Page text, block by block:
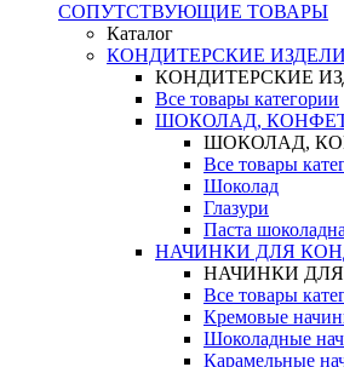
СОПУТСТВУЮЩИЕ ТОВАРЫ
Каталог
КОНДИТЕРСКИЕ
КОНДИТЕРСКИЕ
Все товары категории
ШОКОЛАД,
ШОКОЛАД,
Все товары
Шоколад
Глазури
Паста
НАЧИНКИ ДЛЯ
НАЧИНКИ
Все товары
Кремовые
Шоколадные
Карамельные